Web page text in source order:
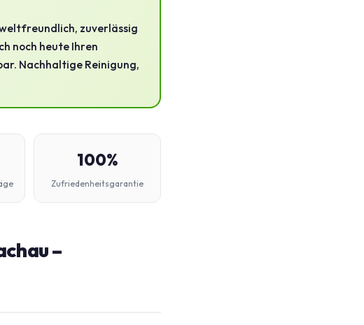
zuverlässig
noch heute Ihren
Nachhaltige Reinigung,
100%
Zufriedenheitsgarantie
–